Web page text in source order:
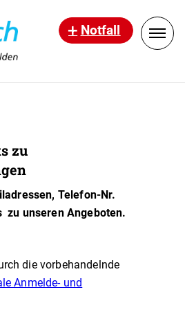
Notfall
zu
Telefon-Nr.
unseren Angeboten.
die vorbehandelnde
Anmelde- und